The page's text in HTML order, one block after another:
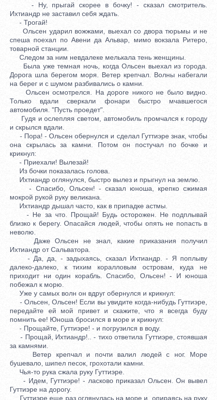
- Ну, прыгай скорее в бочку! - сказал смотритель.
Ихтиандр не заставил себя ждать.
- Трогай!
Ольсен ударил вожжами, выехал со двора тюрьмы и не
спеша поехал по Авени да Альвар, мимо вокзала Ритеро,
товарной станции.
Следом за ним невдалеке мелькала тень женщины.
Была уже темная ночь, когда Ольсен выехал из города.
Дорога шла берегом моря. Ветер крепчал. Волны набегали
на берег и с шумом разбивались о камни.
Ольсен осмотрелся. На дороге никого не было видно.
Только вдали сверкали фонари быстро мчавшегося
автомобиля. "Пусть проедет".
Гудя и ослепляя светом, автомобиль промчался к городу
и скрылся вдали.
- Пора! - Ольсен обернулся и сделал Гуттиэре знак, чтобы
она скрылась за камни. Потом он постучал по бочке и
крикнул:
- Приехали! Вылезай!
Из бочки показалась голова.
Ихтиандр оглянулся, быстро вылез и прыгнул на землю.
- Спасибо, Ольсен! - сказал юноша, крепко сжимая
мокрой рукой руку великана.
Ихтиандр дышал часто, как в припадке астмы.
- Не за что. Прощай! Будь осторожен. Не подплывай
близко к берегу. Опасайся людей, чтобы опять не попасть в
неволю.
Даже Ольсен не знал, какие приказания получил
Ихтиандр от Сальватора.
- Да, да, - задыхаясь, сказал Ихтиандр. - Я поплыву
далеко-далеко, к тихим коралловым островам, куда не
приходит ни один корабль. Спасибо, Ольсен! - И юноша
побежал к морю.
Уже у самых волн он вдруг обернулся и крикнул:
- Ольсен, Ольсен! Если вы увидите когда-нибудь Гуттиэре,
передайте ей мой привет и скажите, что я всегда буду
помнить ее! Юноша бросился в море и крикнул:
- Прощайте, Гуттиэре! - и погрузился в воду.
- Прощай, Ихтиандр!.. - тихо ответила Гуттиэре, стоявшая
за камнями.
Ветер крепчал и почти валил людей с ног. Море
бушевало, шипел песок, грохотали камни.
Чья-то рука сжала руку Гуттиэре.
- Идем, Гуттиэре! - ласково приказал Ольсен. Он вывел
Гуттиэре на дорогу.
Гуттиэре еще раз оглянулась на море и, опираясь на руку